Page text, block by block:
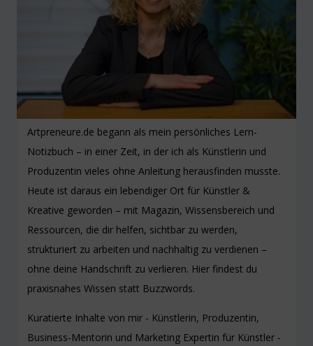
Artpreneure.de begann als mein persönliches Lern-
Notizbuch – in einer Zeit, in der ich als Künstlerin und
Produzentin vieles ohne Anleitung herausfinden musste.
Heute ist daraus ein lebendiger Ort für Künstler &
Kreative geworden – mit Magazin, Wissensbereich und
Ressourcen, die dir helfen, sichtbar zu werden,
strukturiert zu arbeiten und nachhaltig zu verdienen –
ohne deine Handschrift zu verlieren. Hier findest du
praxisnahes Wissen statt Buzzwords.
Kuratierte Inhalte von mir - Künstlerin, Produzentin,
Business-Mentorin und Marketing Expertin für Künstler -